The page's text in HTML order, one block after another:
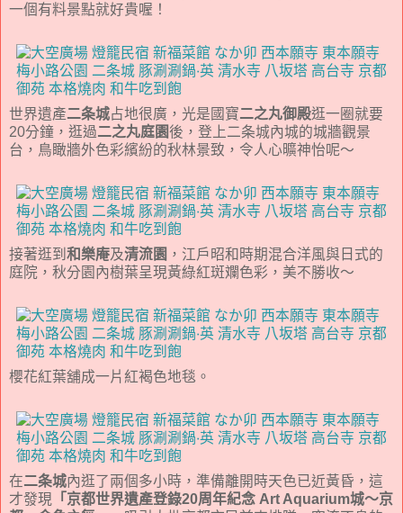
一個有料景點就好貴喔！
世界遺產二条城占地很廣，光是國寶二之丸御殿逛一圈就要
20分鐘，逛過二之丸庭園後，登上二条城內城的城牆觀景
台，鳥瞰牆外色彩繽紛的秋林景致，令人心曠神怡呢～
接著逛到 和樂庵及清流園 ，江戶昭和時期混合洋風與日式的
庭院，秋分園內樹葉呈現黃綠紅斑斕色彩，美不勝收～
櫻花紅葉舖成一片紅褐色地毯。
在二条城內逛了兩個多小時，準備離開時天色已近黃昏，這
才發現 「京都世界遺產登錄20周年紀念 Art Aquarium城～京